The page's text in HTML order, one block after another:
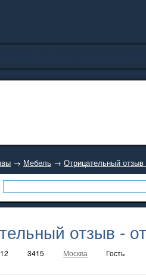
→ Мебель → Отрицательный
отзыв -
3415 Москва Гость